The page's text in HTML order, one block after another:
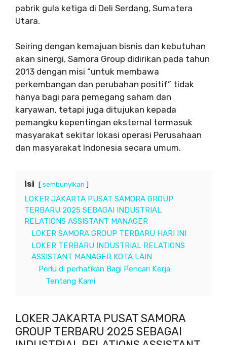
pabrik gula ketiga di Deli Serdang, Sumatera
Utara.
Seiring dengan kemajuan bisnis dan kebutuhan
akan sinergi, Samora Group didirikan pada tahun
2013 dengan misi “untuk membawa
perkembangan dan perubahan positif” tidak
hanya bagi para pemegang saham dan
karyawan, tetapi juga ditujukan kepada
pemangku kepentingan eksternal termasuk
masyarakat sekitar lokasi operasi Perusahaan
dan masyarakat Indonesia secara umum.
Isi sembunyikan
LOKER JAKARTA PUSAT SAMORA GROUP
TERBARU 2025 SEBAGAI INDUSTRIAL
RELATIONS ASSISTANT MANAGER
LOKER SAMORA GROUP TERBARU HARI INI
LOKER TERBARU INDUSTRIAL RELATIONS
ASSISTANT MANAGER KOTA LAIN
Perlu di perhatikan Bagi Pencari Kerja:
Tentang Kami
LOKER JAKARTA PUSAT SAMORA
GROUP TERBARU 2025 SEBAGAI